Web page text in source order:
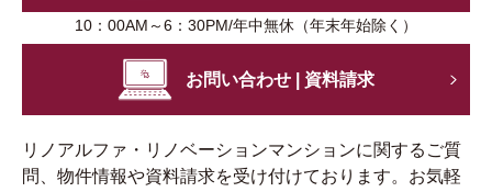
10：00AM～6：30PM/年中無休（年末年始除く）
お問い合わせ | 資料請求
リノアルファ・リノベーションマンションに関するご質
問、物件情報や資料請求を受け付けております。お気軽